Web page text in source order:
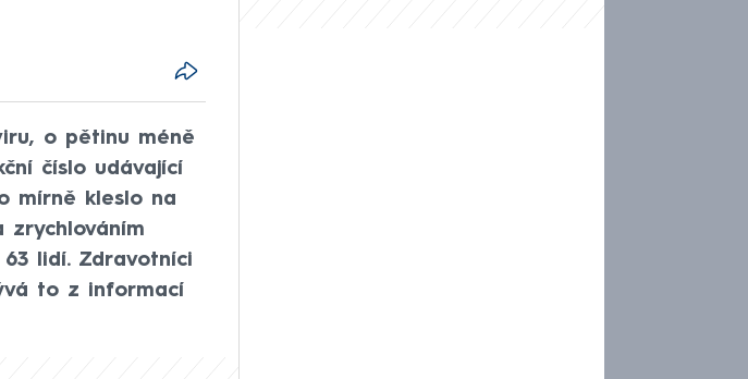
o pětinu méně
číslo udávající
mírně kleslo na
zrychlováním
63 lidí. Zdravotníci
to z informací